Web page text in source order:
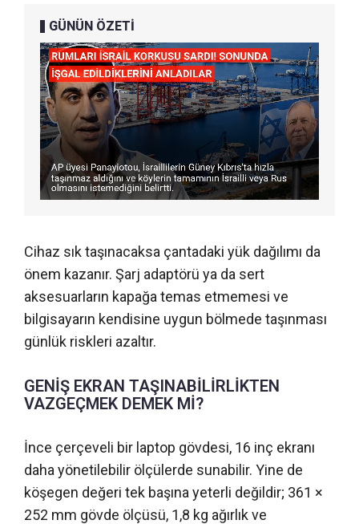
GÜNÜN ÖZETİ
Cihaz sık taşınacaksa çantadaki yük dağılımı da
önem kazanır. Şarj adaptörü ya da sert
aksesuarların kapağa temas etmemesi ve
bilgisayarın kendisine uygun bölmede taşınması
günlük riskleri azaltır.
GENİŞ EKRAN TAŞINABİLİRLİKTEN
VAZGEÇMEK DEMEK Mİ?
İnce çerçeveli bir laptop gövdesi, 16 inç ekranı
daha yönetilebilir ölçülerde sunabilir. Yine de
köşegen değeri tek başına yeterli değildir; 361 ×
252 mm gövde ölçüsü, 1,8 kg ağırlık ve